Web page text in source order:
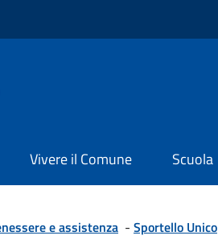
Vivere il Comune Scuola
e assistenza - Sportello Unico